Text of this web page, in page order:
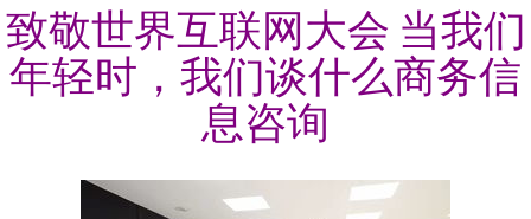
致敬世界互联网大会 当我们
年轻时，我们谈什么商务信
息咨询